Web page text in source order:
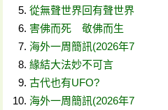
從無聲世界回有聲世界
害佛而死 敬佛而生
海外一周簡訊(2026年7
緣結大法妙不可言
古代也有UFO?
海外一周簡訊(2026年7